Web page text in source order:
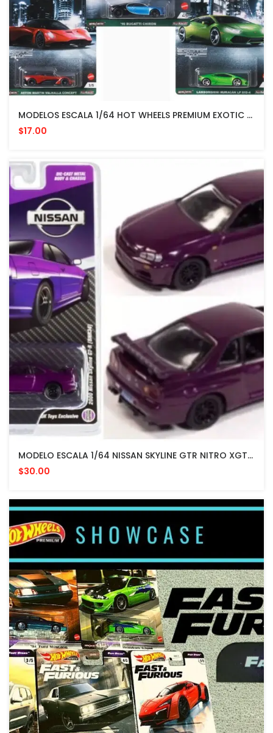
MODELOS ESCALA 1/64 HOT WHEELS PREMIUM EXOTIC COLLECTION
$17.00
MODELO ESCALA 1/64 NISSAN SKYLINE GTR NITRO XGT GTR BNR34 - Purple Edition
$30.00